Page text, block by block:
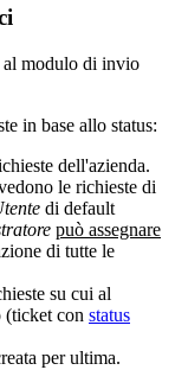
modulo di invio
in base allo status:
dell'azienda.
le richieste di
di default
può assegnare
di tutte le
su cui al
(ticket con status
per ultima.